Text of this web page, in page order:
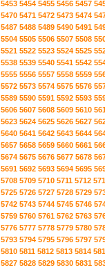
5453 5454 5455 5456 5457
5470 5471 5472 5473 5474
5487 5488 5489 5490 5491
5504 5505 5506 5507 5508
5521 5522 5523 5524 5525
5538 5539 5540 5541 5542
5555 5556 5557 5558 5559
5572 5573 5574 5575 5576
5589 5590 5591 5592 5593
5606 5607 5608 5609 5610
5623 5624 5625 5626 5627
5640 5641 5642 5643 5644
5657 5658 5659 5660 5661
5674 5675 5676 5677 5678
5691 5692 5693 5694 5695
5708 5709 5710 5711 5712
5725 5726 5727 5728 5729
5742 5743 5744 5745 5746
5759 5760 5761 5762 5763
5776 5777 5778 5779 5780
5793 5794 5795 5796 5797
5810 5811 5812 5813 5814
5827 5828 5829 5830 5831